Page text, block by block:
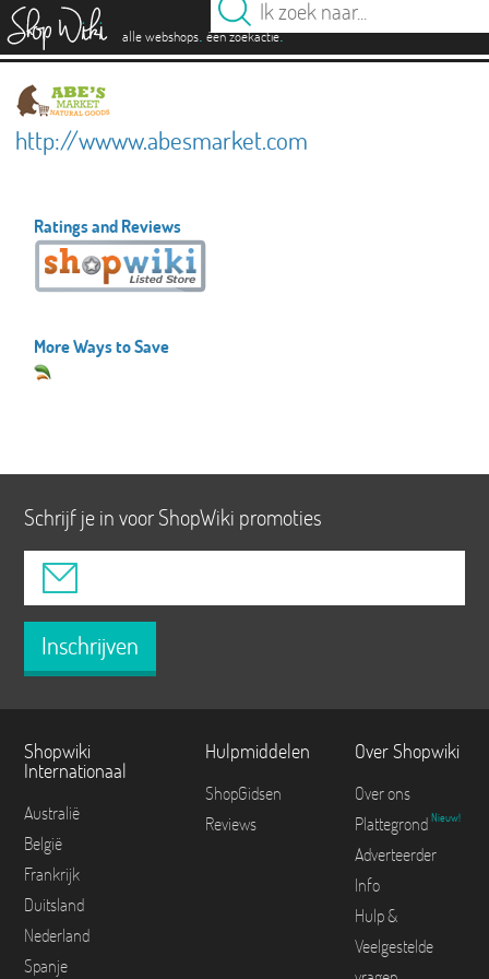
alle webshops. één zoekactie.
http://wwww.abesmarket.com
Ratings and Reviews
More Ways to Save
Schrijf je in voor ShopWiki promoties
Inschrijven
Shopwiki
Internationaal
Australië
België
Frankrijk
Duitsland
Nederland
Spanje
Hulpmiddelen
ShopGidsen
Reviews
Over Shopwiki
Over ons
Plattegrond Nieuw!
Adverteerder
Info
Hulp &
Veelgestelde